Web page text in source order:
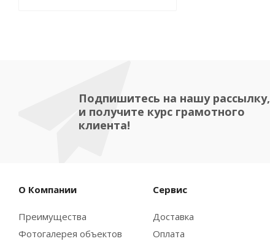
Подпишитесь на нашу рассылку,
и получите курс грамотного
клиента!
О Компании
Преимущества
Фотогалерея объектов
Сервис
Доставка
Оплата